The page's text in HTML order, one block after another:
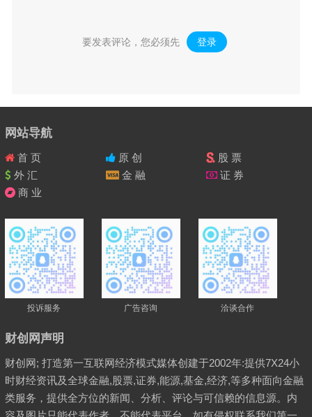
要发表评论，您必须先 登录 。
网站导航
首 页 原 创
股 票
外 汇
金 融
证 券
商 业
投诉服务 广告咨询 洽谈合作
财创网声明
财创网; 打造第一互联网经济模式媒体创建于2002年:提供7X24小
时财经资讯及全球金融,股票,证券,能源,基金,经济,等多种面向金融
类服务，提供全方位的新闻、分析、评论与可信赖的信息源。内